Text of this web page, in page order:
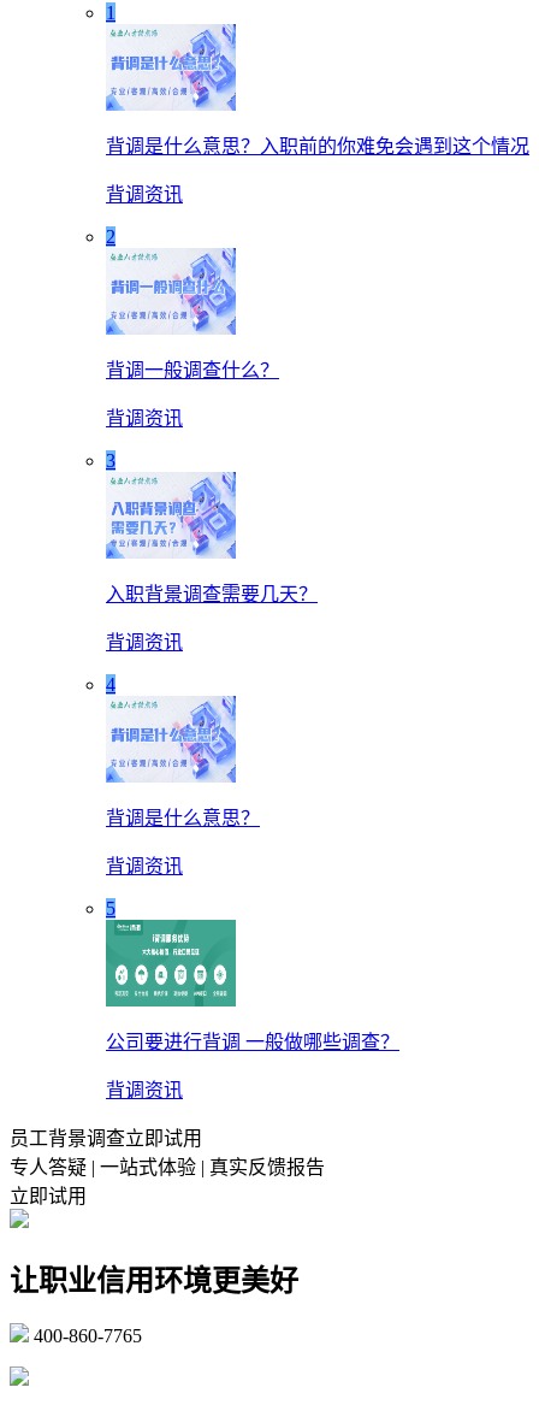
1
背调是什么意思？入职前的你难免会遇到这个情况
背调资讯
2
背调一般调查什么？
背调资讯
3
入职背景调查需要几天？
背调资讯
4
背调是什么意思？
背调资讯
5
公司要进行背调 一般做哪些调查？
背调资讯
员工背景调查立即试用
专人答疑 | 一站式体验 | 真实反馈报告
立即试用
让职业信用环境更美好
400-860-7765